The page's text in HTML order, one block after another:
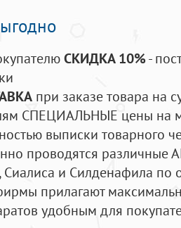
СКИДКА 10%-
при заказе товара на
СПЕЦИАЛЬНЫЕ цены на
выписки товарного
проводятся
и Силденафила по
прилагают
удобным для